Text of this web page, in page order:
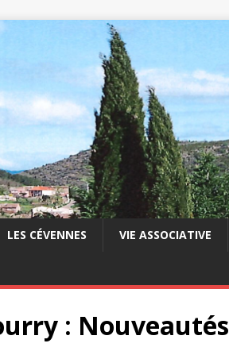
LES CÉVENNES VIE ASSOCIATIVE
: Nouveautés